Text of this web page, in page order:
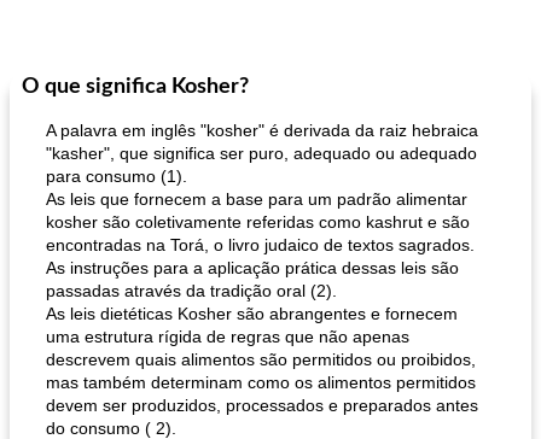
O que significa Kosher?
A palavra em inglês "kosher" é derivada da raiz hebraica
"kasher", que significa ser puro, adequado ou adequado
para consumo (1).
As leis que fornecem a base para um padrão alimentar
kosher são coletivamente referidas como kashrut e são
encontradas na Torá, o livro judaico de textos sagrados.
As instruções para a aplicação prática dessas leis são
passadas através da tradição oral (2).
As leis dietéticas Kosher são abrangentes e fornecem
uma estrutura rígida de regras que não apenas
descrevem quais alimentos são permitidos ou proibidos,
mas também determinam como os alimentos permitidos
devem ser produzidos, processados ​​e preparados antes
do consumo ( 2).